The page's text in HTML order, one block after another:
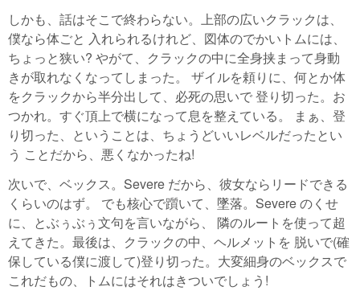
しかも、話はそこで終わらない。上部の広いクラックは、
僕なら体ごと 入れられるけれど、図体のでかいトムには、
ちょっと狭い? やがて、クラックの中に全身挟まって身動
きが取れなくなってしまった。 ザイルを頼りに、何とか体
をクラックから半分出して、必死の思いで 登り切った。お
つかれ。すぐ頂上で横になって息を整えている。 まぁ、登
り切った、ということは、ちょうどいいレベルだったとい
う ことだから、悪くなかったね!
次いで、ベックス。Severe だから、彼女ならリードできる
くらいのはず。 でも核心で躓いて、墜落。Severe のくせ
に、とぶぅぶぅ文句を言いながら、 隣のルートを使って超
えてきた。最後は、クラックの中、ヘルメットを 脱いで(確
保している僕に渡して)登り切った。大変細身のベックスで
これだもの、トムにはそれはきついでしょう!